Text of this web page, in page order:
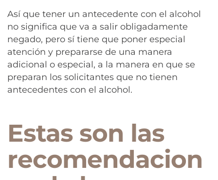
Así que tener un antecedente con el alcohol
no significa que va a salir obligadamente
negado, pero sí tiene que poner especial
atención y prepararse de una manera
adicional o especial, a la manera en que se
preparan los solicitantes que no tienen
antecedentes con el alcohol.
Estas son las
recomendacion